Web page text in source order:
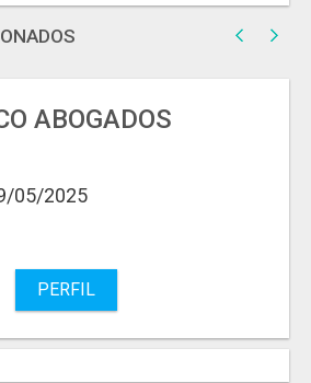
ABOGADOS
05/2025
PERFIL